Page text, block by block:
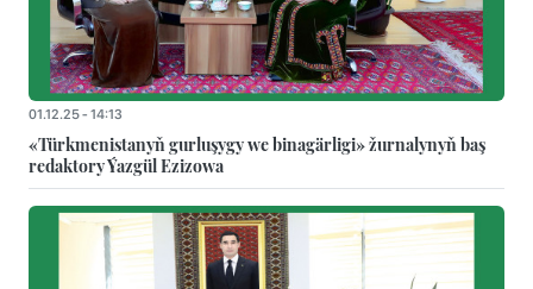
01.12.25 - 14:13
«Türkmenistanyň gurluşygy we binagärligi» žurnalynyň baş
redaktory Ýazgül Ezizowa